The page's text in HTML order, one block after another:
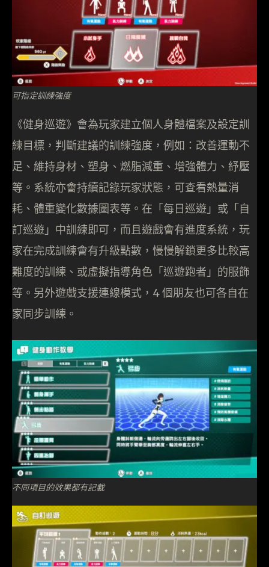
可指定訓練強度
《健身巡遊》會為玩家建立個人身體檔案及設定訓
練目標，判斷建議的訓練強度，例如：改善運動不
足、維持身材、塑身、燃脂減重、增強體力、紓壓
等。系統亦會持續記錄玩家狀態，可查看熱量消
耗、體重變化數據圖表等。在「每日巡遊」或「自
訂巡遊」中訓練即可，而且遊戲會有進度系統，玩
家在完成訓練會有升級點數，慢慢解鎖更多比較高
難度的訓練、或虛擬指導角色「巡遊跑者」的服飾
等。另外遊戲支援連線模式，4 個朋友也可各自在
家同步訓練。
不同項目的效果都有記載